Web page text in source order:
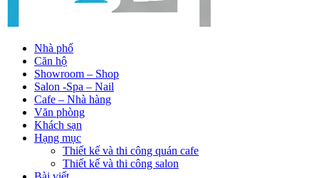
Nhà phố
Căn hộ
Showroom – Shop
Salon -Spa – Nail
Cafe – Nhà hàng
Văn phòng
Khách sạn
Hạng mục
Thiết kế và thi công quán cafe
Thiết kế và thi công salon